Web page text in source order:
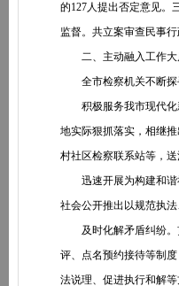
的127人提出否定意见。
监督。共立案审查民事
二、主动融入工作大
全市检察机关不断探
积极服务我市现代化新
地实际狠抓落实，相继
村社区检察联系站等，送
迅速开展为构建和谐
社会公开推出以规范执
及时化解矛盾纠纷。贯
评、点名预约接待等制
法说理、促进执行和解